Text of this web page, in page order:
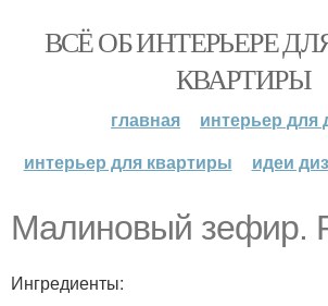
ВСЁ ОБ ИНТЕРЬЕРЕ
КВАРТИРЫ
главная
интерьер для
интерьер для квартиры
идеи
Малиновый зефир.
Ингредиенты: